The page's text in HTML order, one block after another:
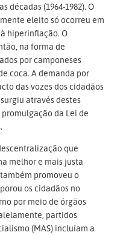
décadas (1964-1982). O
eleito só ocorreu em
hiperinflação. O
na forma de
por camponeses
coca. A demanda por
das vozes dos cidadãos
através destes
da Lei de
que
melhor e mais justa
promoveu o
os cidadãos no
por meio de órgãos
partidos
(MAS) incluíam a